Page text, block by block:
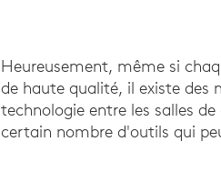
Heureusement, même si
de haute qualité, il existe des
technologie entre les salles
certain nombre d'outils qui